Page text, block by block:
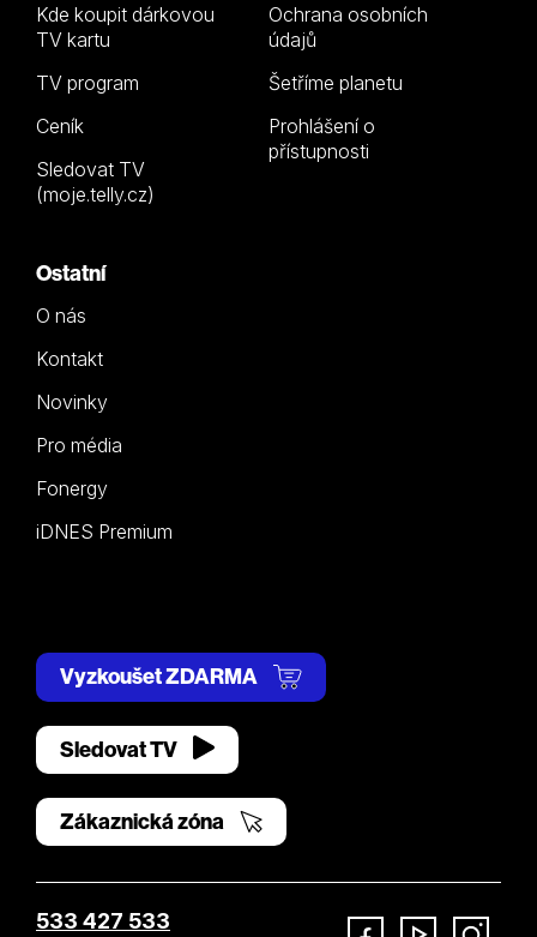
Kde koupit dárkovou
TV kartu
TV program
Ceník
Sledovat TV
(moje.telly.cz)
Ochrana osobních
údajů
Šetříme planetu
Prohlášení o
přístupnosti
Ostatní
O nás
Kontakt
Novinky
Pro média
Fonergy
iDNES Premium
Vyzkoušet ZDARMA
Sledovat TV
Zákaznická zóna
533 427 533